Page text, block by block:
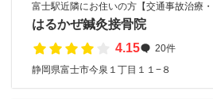
富士駅近隣にお住いの方【交通事故治療・
はるかぜ鍼灸接骨院
4.15
20件
静岡県富士市今泉１丁目１１−８